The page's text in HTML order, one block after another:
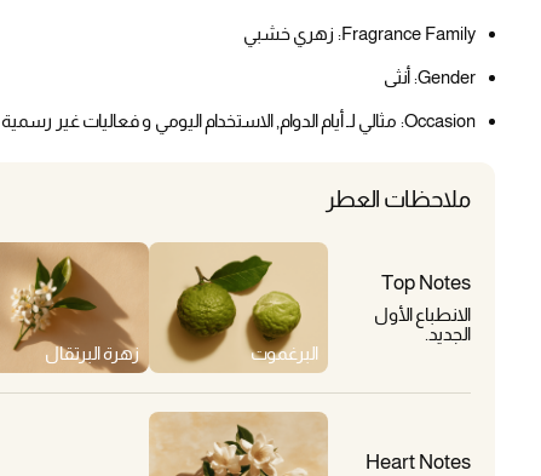
ملاحظات العطر
Top Notes
الانطباع الأول
الجديد.
البرغموت
زهرة البرتقال
Heart Notes
Fragrance Family: زهري خشبي
Gender: أنثى
Occasion: مثالي لـ أيام الدوام, الاستخدام اليومي و فعاليات غير رسمية